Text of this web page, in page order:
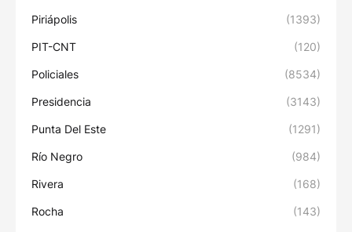
Piriápolis (1393)
PIT-CNT (120)
Policiales (8534)
Presidencia (3143)
Punta Del Este (1291)
Río Negro (984)
Rivera (168)
Rocha (143)